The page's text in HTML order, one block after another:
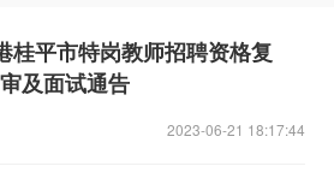
桂平市特岗教师招聘资格复
审及面试通告
2023-06-21 18:17:44